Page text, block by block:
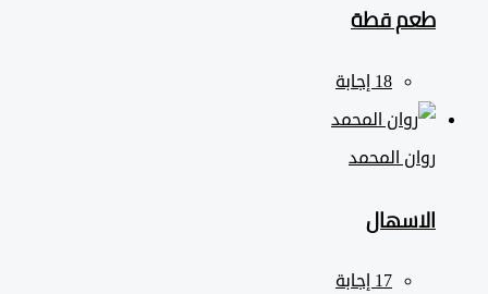
طعم قطة
روان المحمد
الاسهال